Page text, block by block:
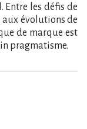
les défis de
évolutions de
de marque est
pragmatisme.